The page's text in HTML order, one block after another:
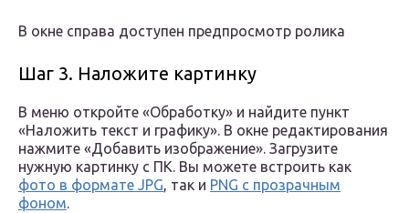
В окне справа доступен предпросмотр ролика
Шаг 3. Наложите картинку
В меню откройте «Обработку» и найдите пункт
«Наложить текст и графику». В окне редактирования
нажмите «Добавить изображение». Загрузите
нужную картинку с ПК. Вы можете встроить как
фото в формате JPG, так и PNG с прозрачным
фоном.